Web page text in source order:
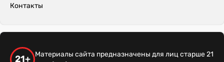
Контакты
21+
Материалы сайта предназначены для лиц старше 21